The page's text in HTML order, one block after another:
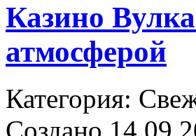
Казино
атмосферой
Категория: